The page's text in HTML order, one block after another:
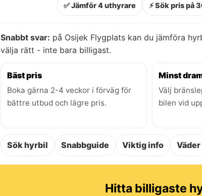
✅ Jämför 4 uthyrare ⚡ Sök pris på
Snabbt svar: på Osijek Flygplats kan du jämföra
välja rätt - inte bara billigast.
Bäst pris
Boka gärna 2-4 veckor i förväg för
bättre utbud och lägre pris.
Minst
Välj
bilen vid
Sök hyrbil Snabbguide Viktig info Väder
Hitta billigaste